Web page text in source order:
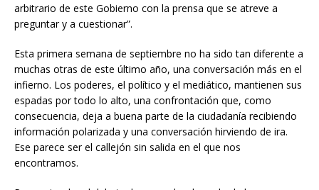
arbitrario de este Gobierno con la prensa que se atreve a
preguntar y a cuestionar”.
Esta primera semana de septiembre no ha sido tan diferente a
muchas otras de este último año, una conversación más en el
infierno. Los poderes, el político y el mediático, mantienen sus
espadas por todo lo alto, una confrontación que, como
consecuencia, deja a buena parte de la ciudadanía recibiendo
información polarizada y una conversación hirviendo de ira.
Ese parece ser el callejón sin salida en el que nos
encontramos.